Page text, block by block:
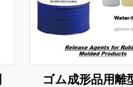
ゴム成形品用離